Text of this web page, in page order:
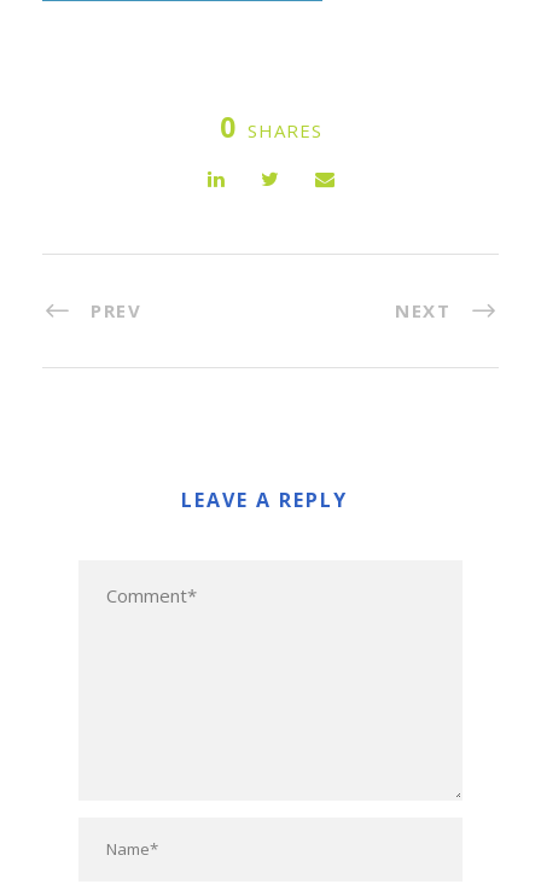
0 SHARES
PREV NEXT
LEAVE A REPLY